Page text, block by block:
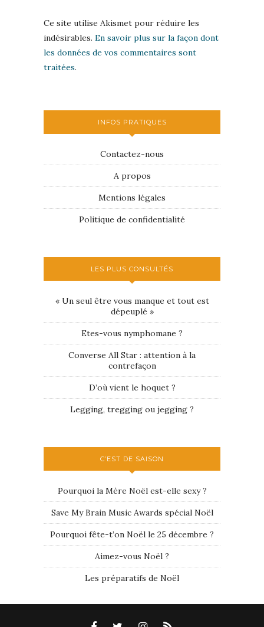
Ce site utilise Akismet pour réduire les
indésirables. En savoir plus sur la façon dont
les données de vos commentaires sont
traitées.
INFOS PRATIQUES
Contactez-nous
A propos
Mentions légales
Politique de confidentialité
LES PLUS CONSULTÉS
« Un seul être vous manque et tout est
dépeuplé »
Etes-vous nymphomane ?
Converse All Star : attention à la
contrefaçon
D’où vient le hoquet ?
Legging, tregging ou jegging ?
C’EST DE SAISON
Pourquoi la Mère Noël est-elle sexy ?
Save My Brain Music Awards spécial Noël
Pourquoi fête-t’on Noël le 25 décembre ?
Aimez-vous Noël ?
Les préparatifs de Noël